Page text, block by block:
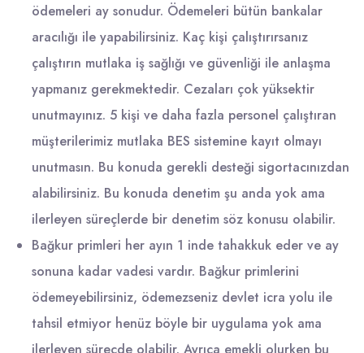
ödemeleri ay sonudur. Ödemeleri bütün bankalar
aracılığı ile yapabilirsiniz. Kaç kişi çalıştırırsanız
çalıştırın mutlaka iş sağlığı ve güvenliği ile anlaşma
yapmanız gerekmektedir. Cezaları çok yüksektir
unutmayınız. 5 kişi ve daha fazla personel çalıştıran
müşterilerimiz mutlaka BES sistemine kayıt olmayı
unutmasın. Bu konuda gerekli desteği sigortacınızdan
alabilirsiniz. Bu konuda denetim şu anda yok ama
ilerleyen süreçlerde bir denetim söz konusu olabilir.
Bağkur primleri her ayın 1 inde tahakkuk eder ve ay
sonuna kadar vadesi vardır. Bağkur primlerini
ödemeyebilirsiniz, ödemezseniz devlet icra yolu ile
tahsil etmiyor henüz böyle bir uygulama yok ama